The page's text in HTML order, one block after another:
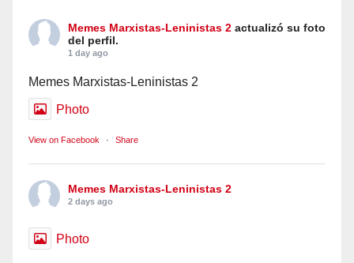
Memes Marxistas-Leninistas 2 actualizó su foto
del perfil.
1 day ago
Memes Marxistas-Leninistas 2
Photo
View on Facebook · Share
Memes Marxistas-Leninistas 2
2 days ago
Photo